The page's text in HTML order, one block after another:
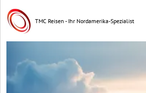
TMC Reisen - Ihr Nordamerika-Spezialist